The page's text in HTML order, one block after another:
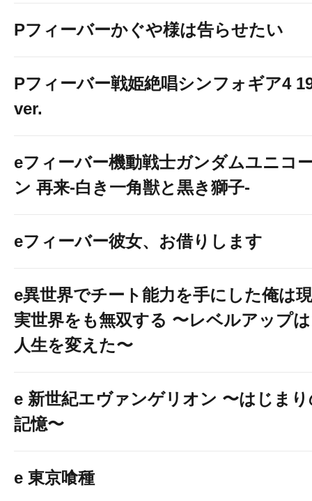
Pフィーバーかぐや様は告らせたい
Pフィーバー戦姫絶唱シンフォギア4
ver.
eフィーバー機動戦士ガンダムユニコ
ン 再来-白き一角獣と黒き獅子-
eフィーバー彼女、お借りします
e異世界でチート能力を手にした俺は現
実世界をも無双する 〜レベルアップは
人生を変えた〜
e 新世紀エヴァンゲリオン 〜はじま
記憶〜
e 東京喰種